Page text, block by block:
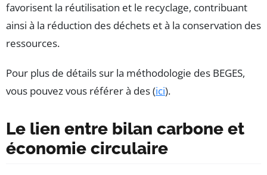
favorisent la réutilisation et le recyclage, contribuant
ainsi à la réduction des déchets et à la conservation des
ressources.
Pour plus de détails sur la méthodologie des BEGES,
vous pouvez vous référer à des (ici).
Le lien entre bilan carbone et
économie circulaire